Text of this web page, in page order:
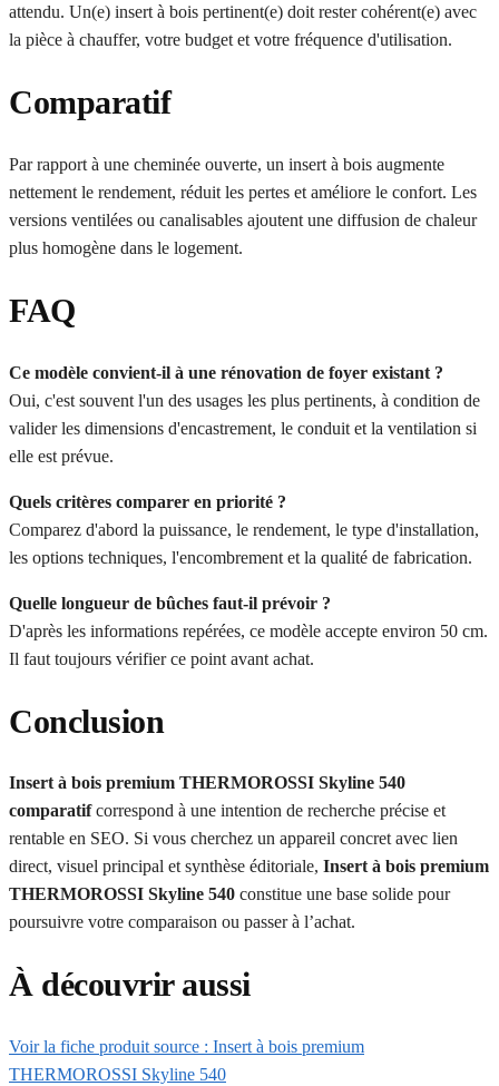
attendu. Un(e) insert à bois pertinent(e) doit rester cohérent(e) avec
la pièce à chauffer, votre budget et votre fréquence d'utilisation.
Comparatif
Par rapport à une cheminée ouverte, un insert à bois augmente
nettement le rendement, réduit les pertes et améliore le confort. Les
versions ventilées ou canalisables ajoutent une diffusion de chaleur
plus homogène dans le logement.
FAQ
Ce modèle convient-il à une rénovation de foyer existant ?
Oui, c'est souvent l'un des usages les plus pertinents, à condition de
valider les dimensions d'encastrement, le conduit et la ventilation si
elle est prévue.
Quels critères comparer en priorité ?
Comparez d'abord la puissance, le rendement, le type d'installation,
les options techniques, l'encombrement et la qualité de fabrication.
Quelle longueur de bûches faut-il prévoir ?
D'après les informations repérées, ce modèle accepte environ 50 cm.
Il faut toujours vérifier ce point avant achat.
Conclusion
Insert à bois premium THERMOROSSI Skyline 540
comparatifcorrespond à une intention de recherche précise et
rentable en SEO. Si vous cherchez un appareil concret avec lien
direct, visuel principal et synthèse éditoriale, Insert à bois premium
THERMOROSSI Skyline 540 constitue une base solide pour
poursuivre votre comparaison ou passer à l’achat.
À découvrir aussi
Voir la fiche produit source : Insert à bois premium
THERMOROSSI Skyline 540